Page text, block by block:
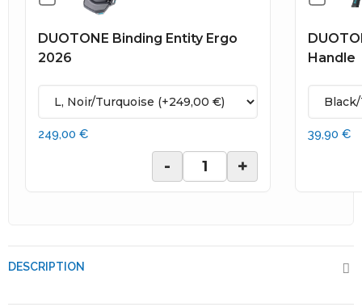
DUOTONE Binding Entity Ergo
2026
249,00 €
- +
Handle
39,90 €
DESCRIPTION